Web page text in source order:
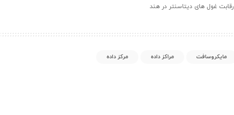
رقابت غول های دیتاسنتر در هند
مایکروسافت مراکز داده مرکز داده